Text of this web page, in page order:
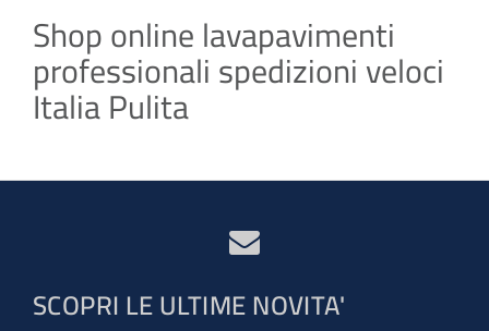
Shop online lavapavimenti
professionali spedizioni veloci
Italia Pulita
SCOPRI LE ULTIME NOVITA'